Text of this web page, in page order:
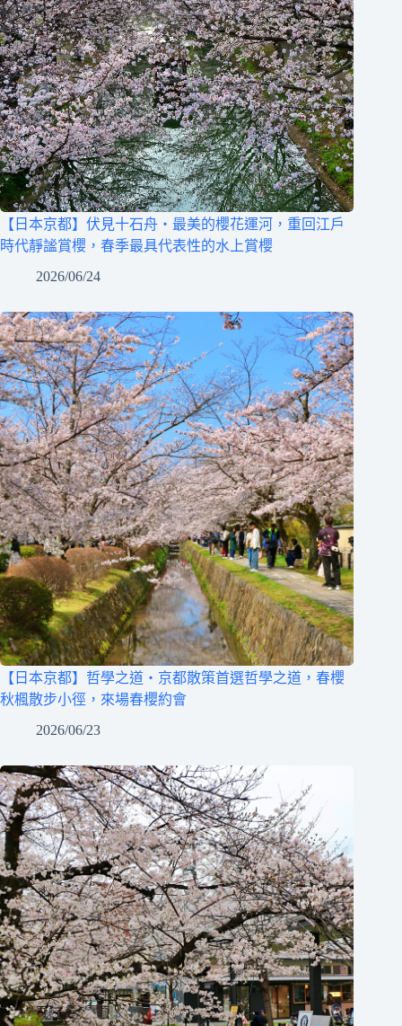
【日本京都】伏見十石舟‧最美的櫻花運河，重回江戶
時代靜謐賞櫻，春季最具代表性的水上賞櫻
2026/06/24
【日本京都】哲學之道‧京都散策首選哲學之道，春櫻
秋楓散步小徑，來場春櫻約會
2026/06/23